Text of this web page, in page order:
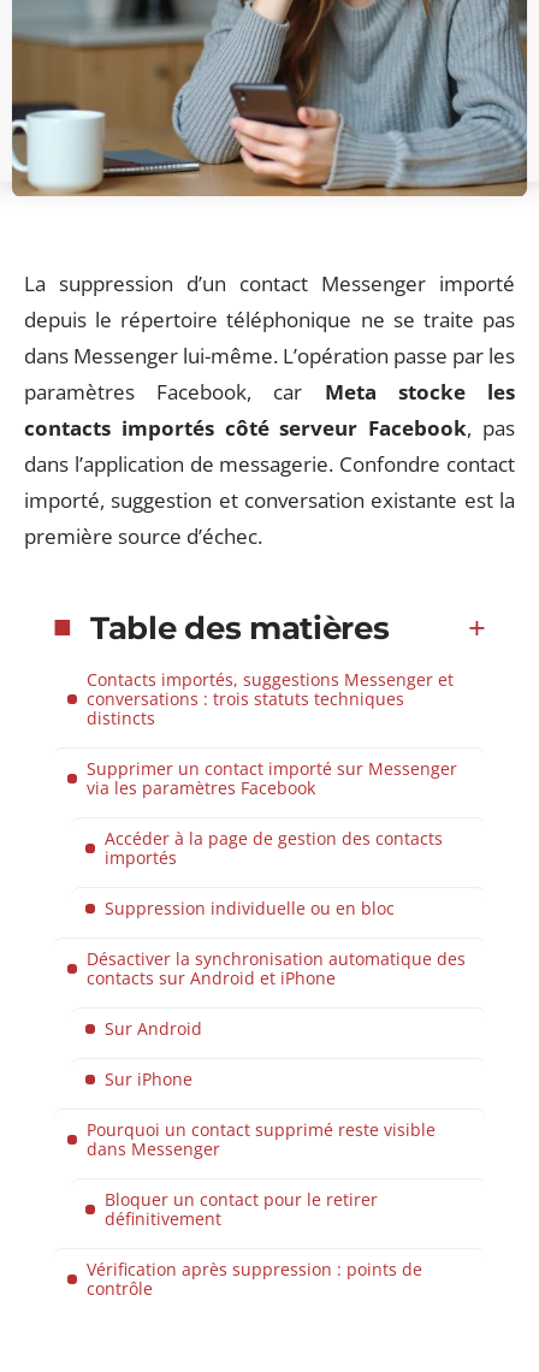
La suppression d’un contact Messenger importé
depuis le répertoire téléphonique ne se traite pas
dans Messenger lui-même. L’opération passe par les
paramètres Facebook, car Meta stocke les
contacts importés côté serveur Facebook, pas
dans l’application de messagerie. Confondre contact
importé, suggestion et conversation existante est la
première source d’échec.
Table des matières
Contacts importés, suggestions Messenger et
conversations : trois statuts techniques
distincts
Supprimer un contact importé sur Messenger
via les paramètres Facebook
Accéder à la page de gestion des contacts
importés
Suppression individuelle ou en bloc
Désactiver la synchronisation automatique des
contacts sur Android et iPhone
Sur Android
Sur iPhone
Pourquoi un contact supprimé reste visible
dans Messenger
Bloquer un contact pour le retirer
définitivement
Vérification après suppression : points de
contrôle